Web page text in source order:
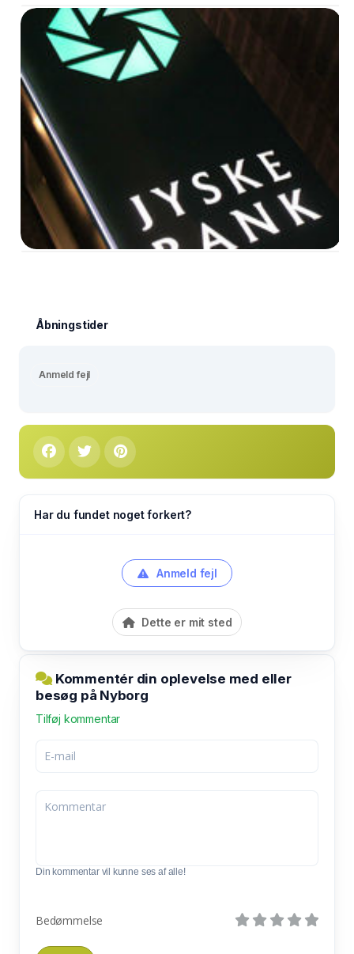
Åbningstider
Anmeld fejl
Har du fundet noget forkert?
Anmeld fejl
Dette er mit sted
Kommentér din oplevelse med eller
besøg på Nyborg
Tilføj kommentar
Din kommentar vil kunne ses af alle!
Bedømmelse